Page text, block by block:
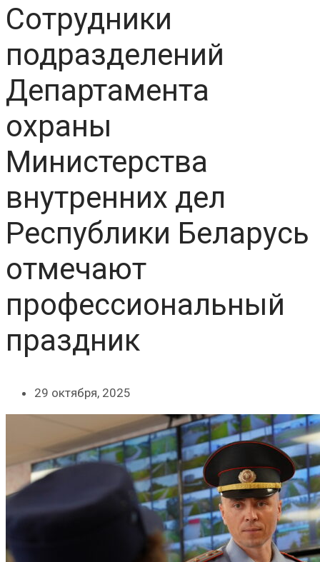
Сотрудники
подразделений
Департамента
охраны
Министерства
внутренних дел
Республики Беларусь
отмечают
профессиональный
праздник
29 октября, 2025